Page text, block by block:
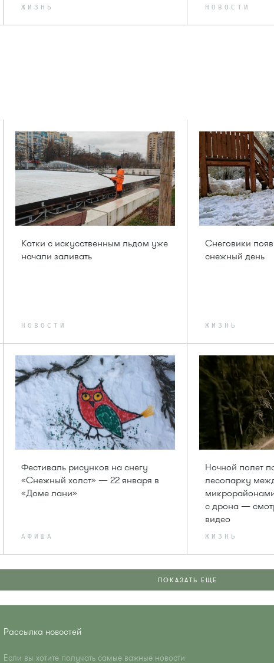
ЖИЗНЬ НОВОСТИ
Катки с искусственным льдом уже
начали заливать
НОВОСТИ
Снеговики
снежный день
ЖИЗНЬ
Фестиваль рисунков на снегу
«Снежный холст» — 22 января в
«Доме лани»
АФИША
Ночной полет
лесопарку
с дрона —
видео
ЖИЗНЬ
ПОКАЗАТЬ ЕЩЕ
Рассылка новостей
Если вы хотите получать самые важные новости